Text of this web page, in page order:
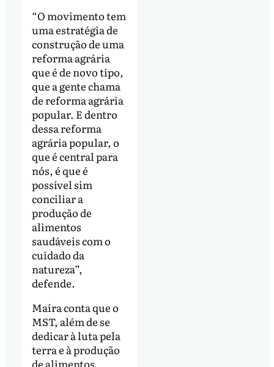
“O movimento tem
uma estratégia de
construção de uma
reforma agrária
que é de novo tipo,
que a gente chama
de reforma agrária
popular. E dentro
dessa reforma
agrária popular, o
que é central para
nós, é que é
possível sim
conciliar a
produção de
alimentos
saudáveis com o
cuidado da
natureza”,
defende.
Maíra conta que o
MST, além de se
dedicar à luta pela
terra e à produção
de alimentos